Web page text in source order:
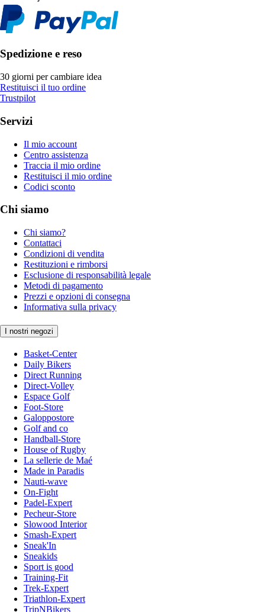
Spedizione e reso
30 giorni per cambiare idea
Restituisci il tuo ordine
Trustpilot
Servizi
Il mio account
Centro assistenza
Traccia il mio ordine
Restituisci il mio ordine
Codici sconto
Chi siamo
Chi siamo?
Contattaci
Condizioni di vendita
Restituzioni e rimborsi
Esclusione di responsabilità legale
Metodi di pagamento
Prezzi e opzioni di consegna
Informativa sulla privacy
I nostri negozi
Basket-Center
Daily Bikers
Direct Running
Direct-Volley
Espace Golf
Foot-Store
Galoppostore
Golf and co
Handball-Store
House of Rugby
La sellerie de Maé
Made in Paradis
Nauti-wave
On-Fight
Padel-Expert
Pecheur-Store
Slowood Interior
Smash-Expert
Sneak'In
Sneakids
Sport is good
Training-Fit
Trek-Expert
Triathlon-Expert
TripNBikers